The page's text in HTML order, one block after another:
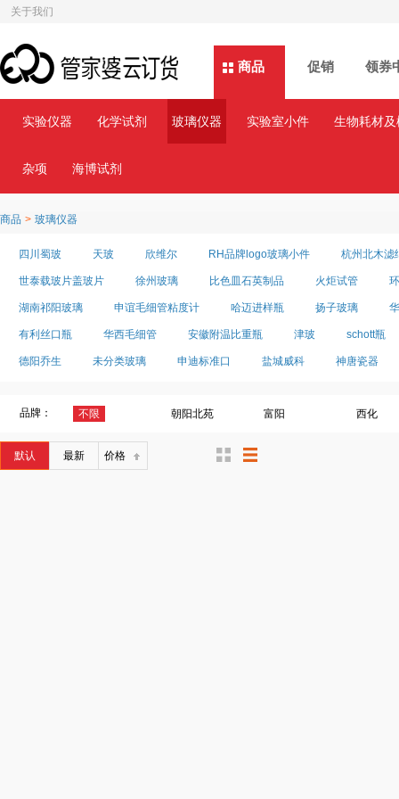
关于我们
商品
实验仪器 化学试剂 玻璃仪器 实验室小件 生物耗材
杂项 海博试剂
商品 促销 领券
商品 > 玻璃仪器
四川蜀玻 天玻 欣维尔 RH品牌logo玻璃小件 杭州北木滤
世泰载玻片盖玻片 徐州玻璃 比色皿石英制品 火炬试管
湖南祁阳玻璃 申谊毛细管粘度计 哈迈进样瓶 扬子玻璃
有利丝口瓶 华西毛细管 安徽附温比重瓶 津玻 schott瓶
德阳乔生 未分类玻璃 申迪标准口 盐城威科 神唐瓷器
品牌： 不限 朝阳北苑 富阳 西化
默认 最新 价格